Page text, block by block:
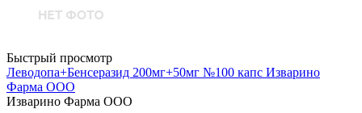
Быстрый просмотр
Леводопа+Бенсеразид 200мг+50мг №100 капс Изварино
Фарма ООО
Изварино Фарма ООО